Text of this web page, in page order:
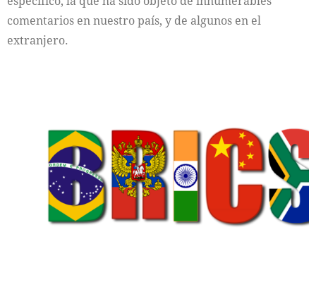
comentarios en nuestro país, y de algunos en el
extranjero.